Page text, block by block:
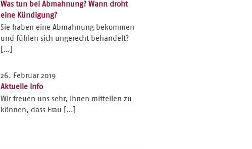
Was tun bei Abmahnung? Wann droht
eine Kündigung?
Sie haben eine Abmahnung bekommen
und fühlen sich ungerecht behandelt?
[…]
26. Februar 2019
Aktuelle Info
Wir freuen uns sehr, Ihnen mitteilen zu
können, dass Frau […]